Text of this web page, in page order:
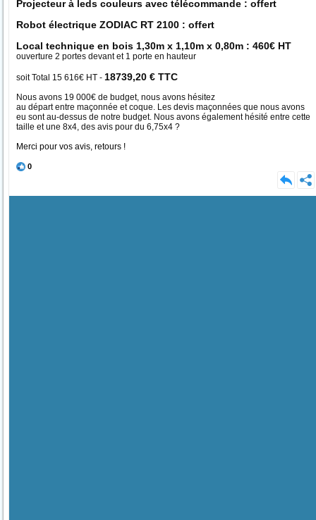
Projecteur à leds couleurs avec télécommande : offert
Robot électrique ZODIAC RT 2100 : offert
Local technique en bois 1,30m x 1,10m x 0,80m : 460€ HT
ouverture 2 portes devant et 1 porte en hauteur
soit Total 15 616€ HT - 18739,20 € TTC
Nous avons 19 000€ de budget, nous avons hésitez
au départ entre maçonnée et coque. Les devis maçonnées que nous avons
eu sont au-dessus de notre budget. Nous avons également hésité entre cette
taille et une 8x4, des avis pour du 6,75x4 ?
Merci pour vos avis, retours !
0